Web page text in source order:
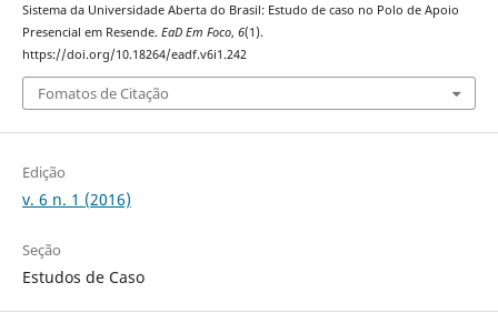
Sistema da Universidade Aberta do Brasil: Estudo de caso no Polo de Apoio
Presencial em Resende. EaD Em Foco, 6(1).
https://doi.org/10.18264/eadf.v6i1.242
Fomatos de Citação
Edição
v. 6 n. 1 (2016)
Seção
Estudos de Caso